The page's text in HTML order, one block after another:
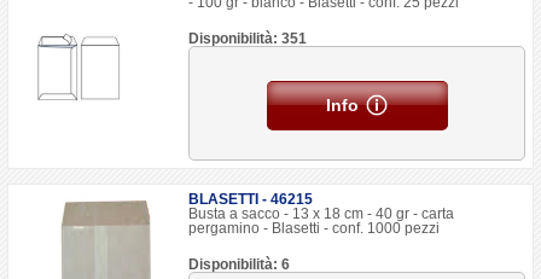
Disponibilità: 351
Info
BLASETTI - 46215
Busta a sacco - 13 x 18 cm - 40 gr - carta
pergamino - Blasetti - conf. 1000 pezzi
Disponibilità: 6